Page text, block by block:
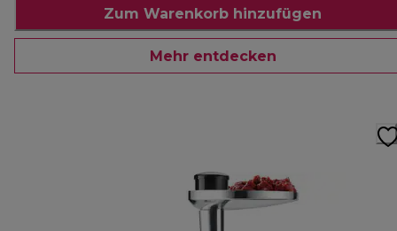
Zum Warenkorb hinzufügen
Mehr entdecken